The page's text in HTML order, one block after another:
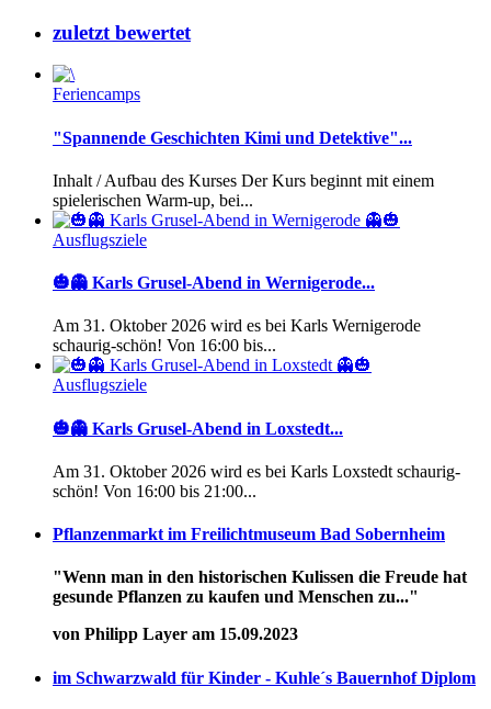
zuletzt bewertet
Feriencamps
"Spannende Geschichten Kimi und Detektive"...
Inhalt / Aufbau des Kurses Der Kurs beginnt mit einem
spielerischen Warm-up, bei...
Ausflugsziele
🎃👻 Karls Grusel-Abend in Wernigerode...
Am 31. Oktober 2026 wird es bei Karls Wernigerode
schaurig-schön! Von 16:00 bis...
Ausflugsziele
🎃👻 Karls Grusel-Abend in Loxstedt...
Am 31. Oktober 2026 wird es bei Karls Loxstedt schaurig-
schön! Von 16:00 bis 21:00...
Pflanzenmarkt im Freilichtmuseum Bad Sobernheim
"Wenn man in den historischen Kulissen die Freude hat
gesunde Pflanzen zu kaufen und Menschen zu..."
von Philipp Layer am 15.09.2023
im Schwarzwald für Kinder - Kuhle´s Bauernhof Diplom